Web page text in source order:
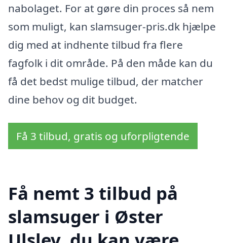
nabolaget. For at gøre din proces så nem
som muligt, kan slamsuger-pris.dk hjælpe
dig med at indhente tilbud fra flere
fagfolk i dit område. På den måde kan du
få det bedst mulige tilbud, der matcher
dine behov og dit budget.
Få 3 tilbud, gratis og uforpligtende
Få nemt 3 tilbud på
slamsuger i Øster